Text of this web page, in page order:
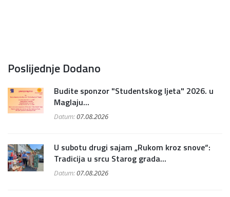
Poslijednje Dodano
Budite sponzor "Studentskog ljeta" 2026. u
Maglaju...
Datum:07.08.2026
U subotu drugi sajam „Rukom kroz snove“:
Tradicija u srcu Starog grada...
Datum:07.08.2026